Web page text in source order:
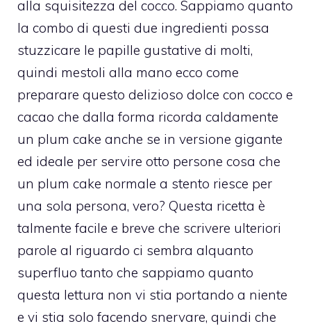
alla squisitezza del cocco. Sappiamo quanto
la combo di questi due ingredienti possa
stuzzicare le papille gustative di molti,
quindi mestoli alla mano ecco come
preparare questo delizioso dolce con cocco e
cacao che dalla forma ricorda caldamente
un plum cake anche se in versione gigante
ed ideale per servire otto persone cosa che
un plum cake normale a stento riesce per
una sola persona, vero? Questa ricetta è
talmente facile e breve che scrivere ulteriori
parole al riguardo ci sembra alquanto
superfluo tanto che sappiamo quanto
questa lettura non vi stia portando a niente
e vi stia solo facendo snervare, quindi che